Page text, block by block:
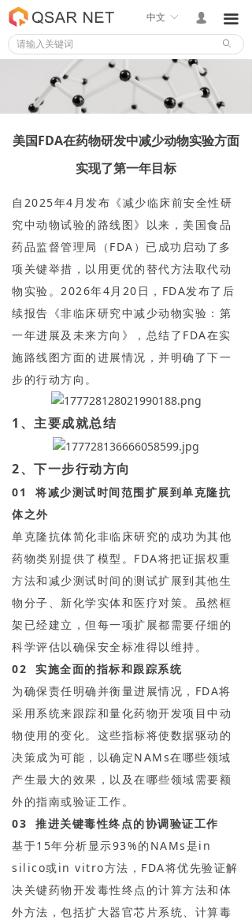
ꄙ
넙
ꀅ
中文 끀
自2025年4月发布《减少临床前安全性研
究中动物试验的路线图》以来，美国食品
药品监督管理局（FDA）已成功启动了多
项关键举措，以用更优的替代方法取代动
物实验。2026年4月20日，FDA发布了后
续报告《非临床研究中减少动物实验：第
一年进展及未来方向》，总结了FDA在实
施路线图方面的进展情况，并明确了下一
步的行动方向。
1、主要成就总结
2、下一步行动方向
01 将减少测试时间范围扩展到单克隆抗
体之外
单克隆抗体简化非临床研究的成功为其他
药物类别提供了模型。FDA将把证据权重
方法和减少测试时间的测试扩展到其他生
物分子、新化学实体和医疗对策。虽然框
架已经建立，但每一项扩展都需要仔细的
科学评估以确保安全标准得以维持。
02 实施全面的指标和跟踪系统
为确保责任明确并衡量进展情况，FDA将
采用系统来跟踪和量化药物开发项目中动
物使用的变化。这些指标将使数据驱动的
决策成为可能，以确定NAMs在哪些领域
产生最大的效果，以及在哪些领域需要额
外的指南或验证工作。
03 推进关键毒性终点的协调验证工作
基于15年分析显示93%的NAMs是in
silico或in vitro方法，FDA将优先验证解
决关键药物开发毒性终点的计算方法和体
外方法，包括扩大器官芯片系统、计算毒
美国FDA在药物研发中减少动物实验方面
实现了第一年目标